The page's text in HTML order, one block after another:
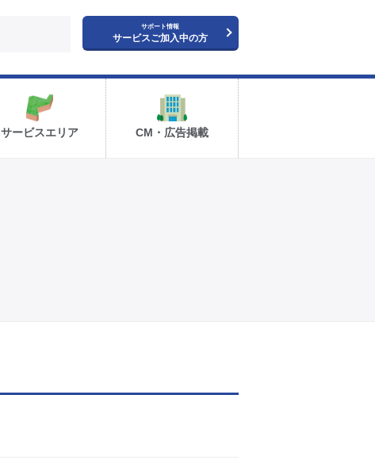
サポート情報
サービスご加入中の方
サービスエリア CM・広告掲載